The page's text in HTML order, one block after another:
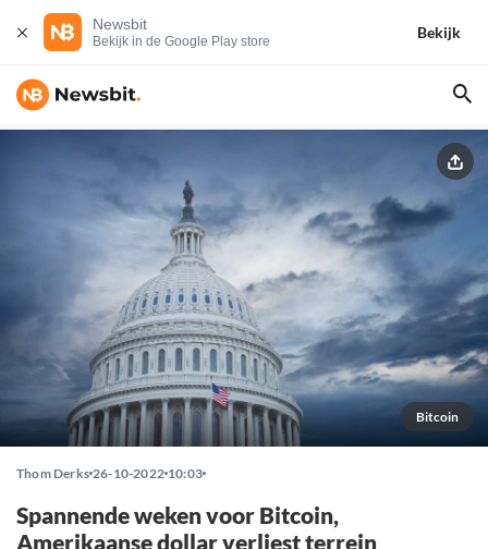
Newsbit
Bekijk in de Google Play store
Bekijk
Bitcoin
Thom Derks 26-10-2022 10:03
Spannende weken voor Bitcoin,
Amerikaanse dollar verliest terrein